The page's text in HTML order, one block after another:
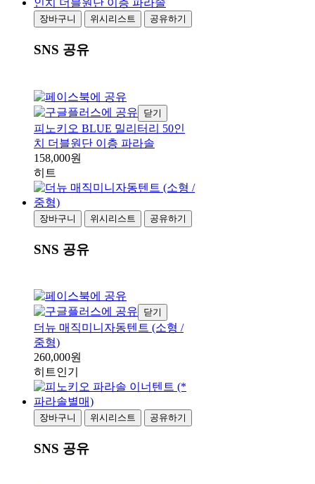
장바구니 위시리스트 공유하기
SNS 공유
닫기
피노키오 BLUE 밀리터리 50인
치 더블원단 이층 파라솔
158,000원
히트
장바구니 위시리스트 공유하기
SNS 공유
닫기
더뉴 매직미니자동텐트 (소형 /
중형)
260,000원
히트인기
장바구니 위시리스트 공유하기
SNS 공유